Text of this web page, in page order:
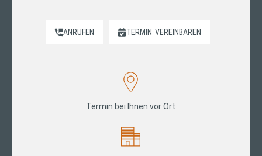
ANRUFEN TERMIN VEREINBAREN
Termin bei Ihnen vor Ort